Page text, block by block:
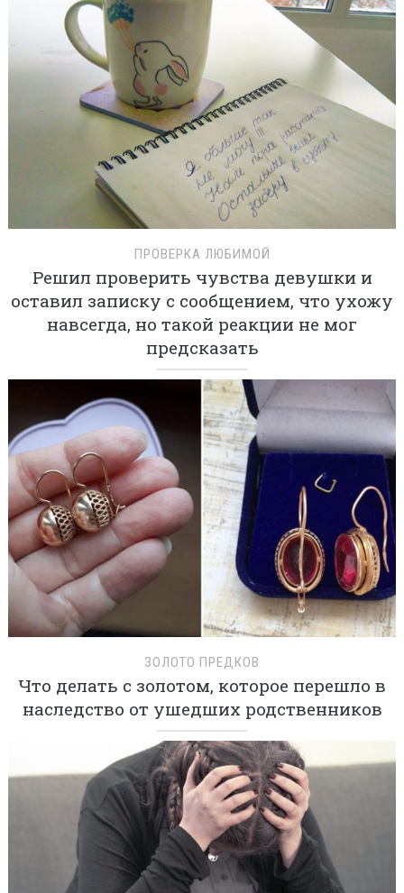
ПРОВЕРКА ЛЮБИМОЙ
Решил проверить чувства девушки и
оставил записку с сообщением, что ухожу
навсегда, но такой реакции не мог
предсказать
ЗОЛОТО ПРЕДКОВ
Что делать с золотом, которое перешло в
наследство от ушедших родственников